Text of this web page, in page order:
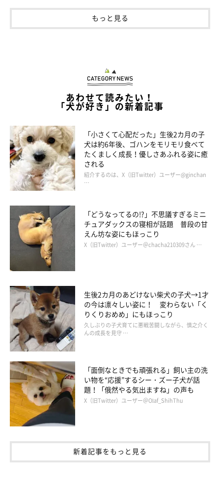
愛犬との散歩の時間は、かけがえのない時間
（写真左から）イヴちゃん、兄犬・ジュンくん。公園でピクニックを楽しん
だときの一枚。
@pomeranian_junkun
イヴちゃんと兄犬・ジュンくん（取材時2才5カ月／ポメラニア
ン）、2頭の愛犬たちと充実した毎日を過ごしている飼い主さ
ん。愛犬たちとの散歩の時間は「かけがえのない時間になってい
といい、こんな思いを話していました。
もっと見る
あわせて読みたい！
「犬が好き」の新着記事
「小さくて心配だった」生後2カ月の子
犬は約6年後、ゴハンをモリモリ食べて
たくましく成長！優しさあふれる姿に癒
される
紹介するのは、X（旧Twitter）ユーザー@ginchan
…
「どうなってるの!?」不思議すぎるミニ
チュアダックスの寝相が話題 普段の甘
えん坊な姿にもほっこり
X（旧Twitter）ユーザー＠chacha210309さん …
生後2カ月のあどけない柴犬の子犬→1才
の今は凛々しい姿に！ 変わらない「く
りくりおめめ」にもほっこり
久しぶりの子犬育てに悪戦苦闘しながら、慎之介く
んの成長を見守 …
「面倒なときでも頑張れる」飼い主の洗
い物を“応援”するシー・ズー子犬が話
題！「俄然やる気出ますね」の声も
X（旧Twitter）ユーザー＠Olaf_ShihThu
新着記事をもっと見る